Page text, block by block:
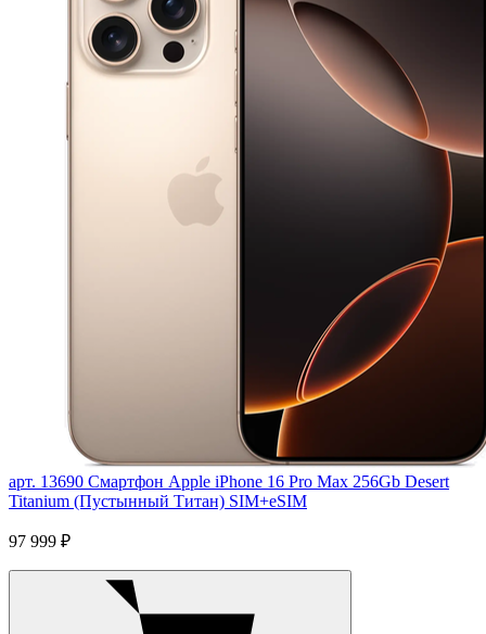
арт. 13690 Смартфон Apple iPhone 16 Pro Max 256Gb Desert
Titanium (Пустынный Титан) SIM+eSIM
97 999 ₽